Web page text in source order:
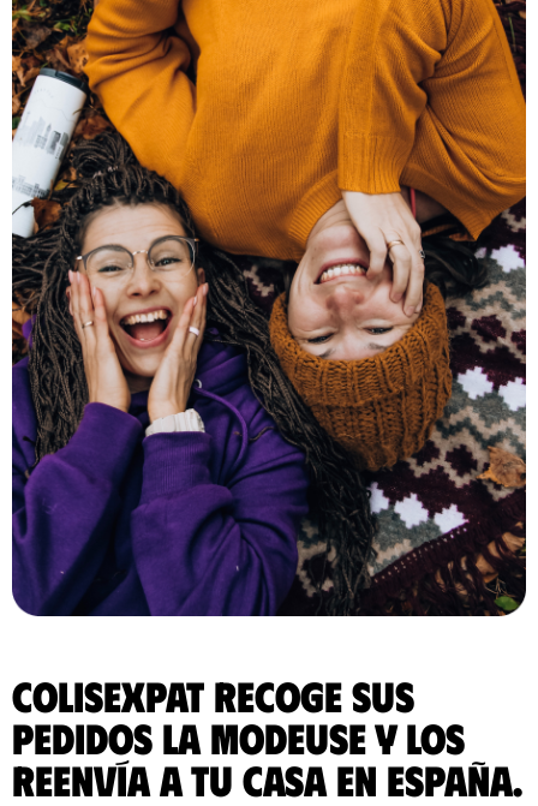
ColisExpat recoge sus
pedidos La Modeuse y los
reenvía a tu casa en España.